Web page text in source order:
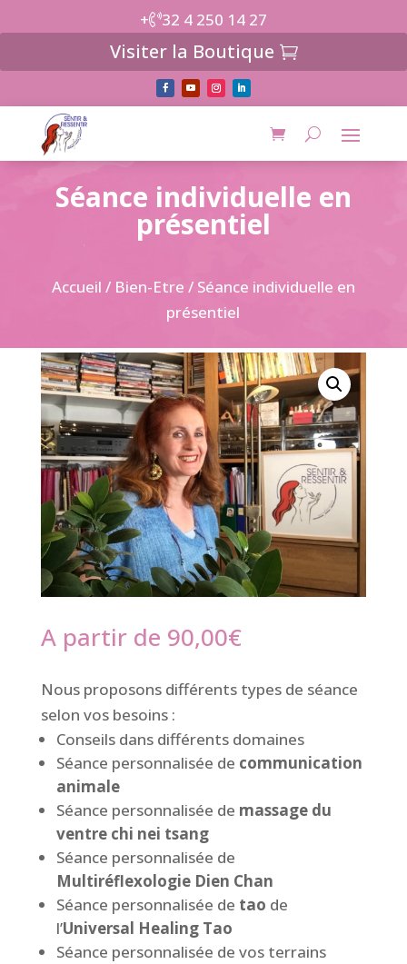
+ 32 4 250 14 27
Visiter la Boutique
Séance individuelle en
présentiel
Accueil / Bien-Etre / Séance individuelle en
présentiel
A partir de 90,00€
Nous proposons différents types de séance
selon vos besoins :
Conseils dans différents domaines
Séance personnalisée de communication
animale
Séance personnalisée de massage du
ventre chi nei tsang
Séance personnalisée de
Multiréflexologie Dien Chan
Séance personnalisée de tao de
l’Universal Healing Tao
Séance personnalisée de vos terrains